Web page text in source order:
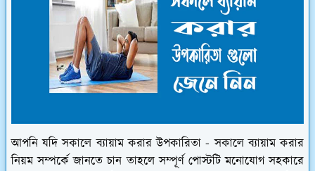
আপনি যদি সকালে ব্যায়াম করার উপকারিতা - সকালে ব্যায়াম করার
নিয়ম সম্পর্কে জানতে চান তাহলে সম্পূর্ণ পোস্টটি মনোযোগ সহকারে